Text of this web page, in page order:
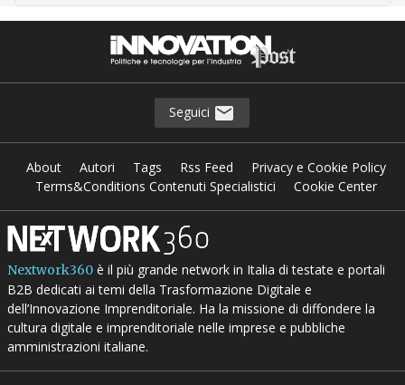
Seguici
About Autori Tags Rss Feed
Privacy e Cookie Policy
Terms&Conditions Contenuti Specialistici
Cookie Center
Nextwork360è il più grande network in Italia di testate e portali
B2B dedicati ai temi della Trasformazione Digitale e
dell’Innovazione Imprenditoriale. Ha la missione di diffondere la
cultura digitale e imprenditoriale nelle imprese e pubbliche
amministrazioni italiane.